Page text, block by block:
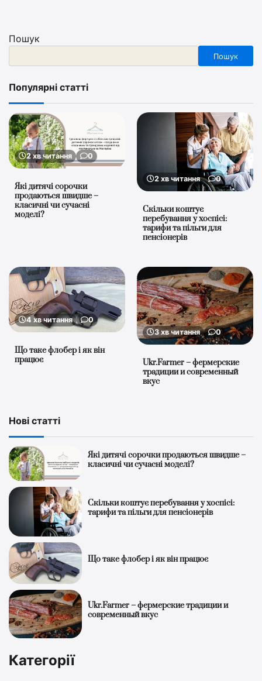
Пошук
Пошук
Популярні статті
2 хв читання 0
Які дитячі сорочки
продаються швидше –
класичні чи сучасні
моделі?
2 хв читання 0
Скільки коштує
перебування у хоспісі:
тарифи та пільги для
пенсіонерів
4 хв читання 0
Що таке флобер і як він
працює
3 хв читання 0
Ukr.Farmer – фермерские
традиции и современный
вкус
Нові статті
Які дитячі сорочки продаються швидше –
класичні чи сучасні моделі?
Скільки коштує перебування у хоспісі:
тарифи та пільги для пенсіонерів
Що таке флобер і як він працює
Ukr.Farmer – фермерские традиции и
современный вкус
Категорії